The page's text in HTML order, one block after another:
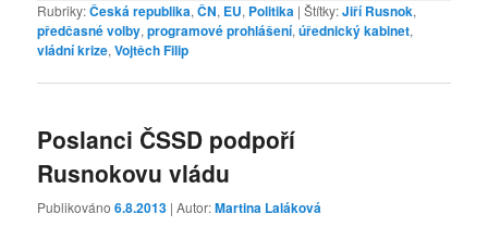
Rubriky:Česká republika,ČN, EU, Politika |Štítky:Jiří Rusnok,
předčasné volby,programové prohlášení,úřednický kabinet,
vládní krize,Vojtěch Filip
Poslanci ČSSD podpoří
Rusnokovu vládu
Publikováno6.8.2013 | Autor:Martina Laláková